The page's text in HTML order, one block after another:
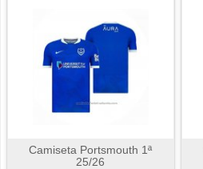
Camiseta Portsmouth 1ª
25/26